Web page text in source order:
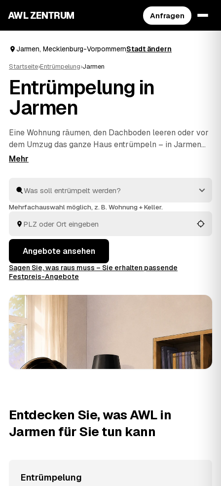
AWL ZENTRUM Anfragen
Jarmen, Mecklenburg-VorpommernStadt ändern
Startseite›Entrümpelung›Jarmen
Entrümpelung in
Jarmen
Eine Wohnung räumen, den Dachboden leeren oder vor
dem Umzug das ganze Haus entrümpeln – in Jarmen
müssen Sie sich dafür nicht selbst auf die Suche nach
geprüften Anbietern aus der Umgebung. Egal ob kleiner
Auftrag oder kompletteHaushaltsauflösung
entsorgt.
Mehrfachauswahl möglich, z. B. Wohnung + Keller.
Angebote ansehen
Sagen Sie, was raus muss – Sie erhalten passende
Festpreis-Angebote
Entdecken Sie, was AWL in
Jarmen für Sie tun kann
Entrümpelung